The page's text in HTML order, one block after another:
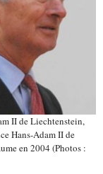
II de Liechtenstein,
Hans-Adam II de
en 2004 (Photos :